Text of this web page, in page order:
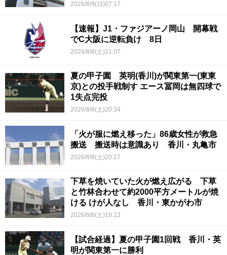
2026/8/9(日)07:17
【速報】J1・ファジアーノ岡山 開幕戦
でC大阪に逆転負け 8日
2026/8/8(土)21:07
夏の甲子園 英明(香川)が関東第一(東東
京)との投手戦制す エース冨岡は無四球で
1失点完投
2026/8/8(土)20:34
「火が服に燃え移った」86歳女性が救急
搬送 搬送時は意識あり 香川・丸亀市
2026/8/8(土)20:27
下草を焼いていた火が燃え広がる 下草
と竹林合わせて約2000平方メートルが焼
ける けが人なし 香川・東かがわ市
2026/8/8(土)19:13
【試合経過】夏の甲子園1回戦 香川・英
明が関東第一に勝利